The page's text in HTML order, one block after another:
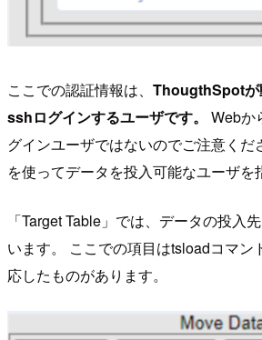
ここでの認証情報は、 ThougthSpotが
sshログインするユーザです。
Webか
グインユーザではないのでご注意くだ
を使ってデータを投入可能なユーザを
「Target Table」では、データの投入
います。 ここでの項目はtsloadコマン
応したものがあります。